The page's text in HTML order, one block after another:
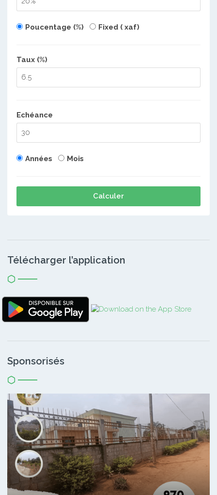
Poucentage (%) Fixed ( xaf)
Taux (%)
Echéance
Années Mois
Calculer
Télécharger l’application
Sponsorisés